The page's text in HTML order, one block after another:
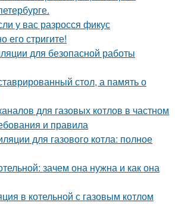
у вас разросся фикус
его стригите!
для безопасной работы
стол, а память о
для газовых котлов в частном
и правила
для газового котла: полное
зачем она нужна и как она
в котельной с газовым котлом